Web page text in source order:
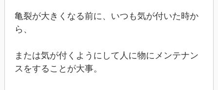
亀裂が大きくなる前に、いつも気が付いた時か
ら、
または気が付くようにして人に物にメンテナン
スをすることが大事。